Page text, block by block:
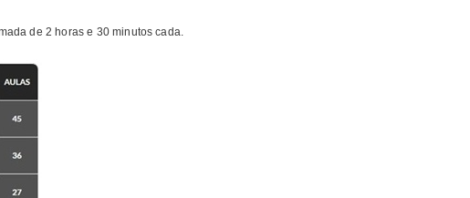
de 2 horas e 30 minutos cada.